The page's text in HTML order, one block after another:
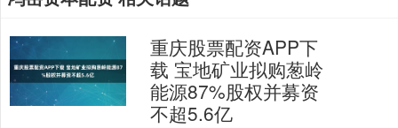
重庆股票配资APP下
载 宝地矿业拟购葱岭
能源87%股权并募资
不超5.6亿